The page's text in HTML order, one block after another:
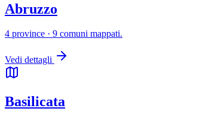
Abruzzo
4 province · 9 comuni mappati.
Vedi dettagli
Basilicata